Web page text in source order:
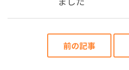
前の記事